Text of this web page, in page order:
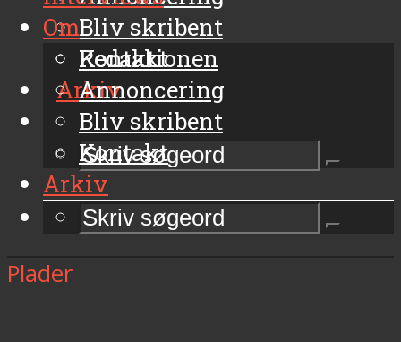
Bliv skribent
Kontakt
Arkiv
Om
Redaktionen
Annoncering
Bliv skribent
Kontakt
Arkiv
Plader